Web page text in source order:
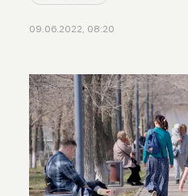
09.06.2022, 08:20